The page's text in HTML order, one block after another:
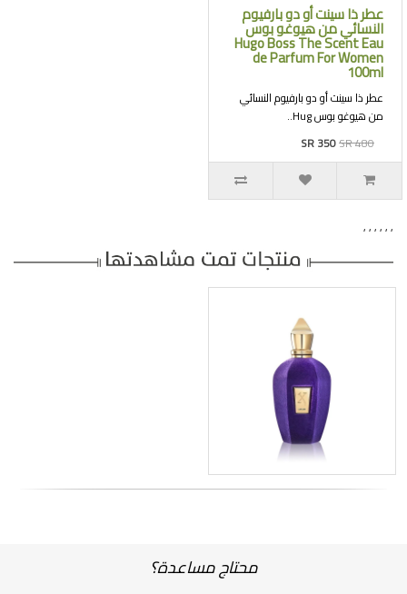
عطر ذا سينت أو دو بارفيوم
النسائي من هيوغو بوس
Hugo Boss The Scent Eau
de Parfum For Women
100ml
عطر ذا سينت أو دو بارفيوم النسائي
من هيوغو بوس Hug..
SR 350SR 480
,
,
,
,
,
,
محتاج مساعدة؟